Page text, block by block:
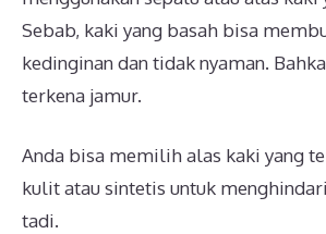
Sebab, kaki yang basah bisa
kedinginan dan tidak nyaman.
terkena jamur.
Anda bisa memilih alas kaki yang
kulit atau sintetis untuk
tadi.